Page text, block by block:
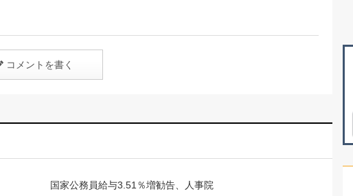
コメントを書く
国家公務員給与3.51％増勧告、人事院